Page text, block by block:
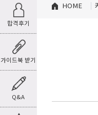
HOME
합격후기
가이드북 받기
Q&A